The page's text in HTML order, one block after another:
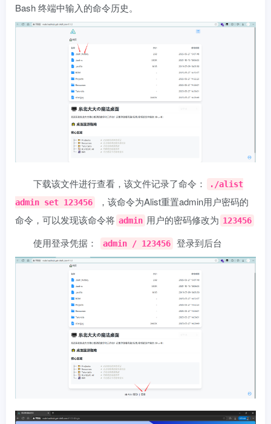
Bash 终端中输入的命令历史。
下载该文件进行查看，该文件记录了命令：
./alist
admin set 123456
，该命令为Alist重置admin用户密码的
命令，可以发现该命令将 admin 用户的密码修改为 123456
使用登录凭据： admin / 123456 登录到后台